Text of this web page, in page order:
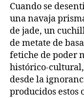
Cuando se
una navaja
de jade, un
de metate de
fetiche de poder
histórico-
desde la
producidos estos